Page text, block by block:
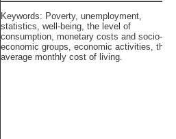
Keywords: Poverty, unemployment,
statistics, well-being, the level of
consumption, monetary costs and socio-
economic groups, economic activities, the
average monthly cost of living.